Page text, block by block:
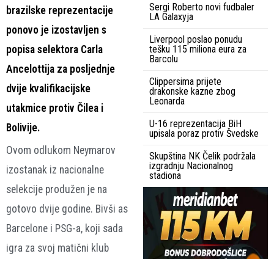
brazilske reprezentacije
ponovo je izostavljen s
popisa selektora Carla
Ancelottija za posljednje
dvije kvalifikacijske
utakmice protiv Čilea i
Bolivije.
Ovom odlukom Neymarov
izostanak iz nacionalne
selekcije produžen je na
gotovo dvije godine. Bivši as
Barcelone i PSG-a, koji sada
igra za svoj matični klub
Sergi Roberto novi fudbaler
LA Galaxyja
Liverpool poslao ponudu
tešku 115 miliona eura za
Barcolu
Clippersima prijete
drakonske kazne zbog
Leonarda
U-16 reprezentacija BiH
upisala poraz protiv Švedske
Skupština NK Čelik podržala
izgradnju Nacionalnog
stadiona